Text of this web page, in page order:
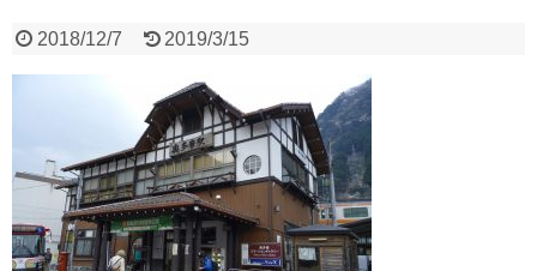
2018/12/7 2019/3/15